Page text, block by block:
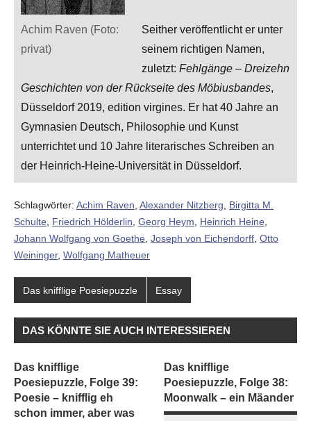
Achim Raven (Foto:
privat)
Seither veröffentlicht er unter
seinem richtigen Namen,
zuletzt: Fehlgänge – Dreizehn
Geschichten von der Rückseite des Möbiusbandes,
Düsseldorf 2019, edition virgines. Er hat 40 Jahre an
Gymnasien Deutsch, Philosophie und Kunst
unterrichtet und 10 Jahre literarisches Schreiben an
der Heinrich-Heine-Universität in Düsseldorf.
Schlagwörter: Achim Raven Alexander Nitzberg
Birgitta M.
Schulte
Friedrich Hölderlin Georg Heym Heinrich Heine
Johann Wolfgang von Goethe Joseph von Eichendorff Otto
Weininger, Wolfgang Matheuer
Das knifflige Poesiepuzzle Essay
DAS KÖNNTE SIE AUCH INTERESSIEREN
Das knifflige
Poesiepuzzle, Folge 39:
Poesie – knifflig eh
schon immer, aber was
Das knifflige
Poesiepuzzle, Folge 38:
Moonwalk – ein Mäander